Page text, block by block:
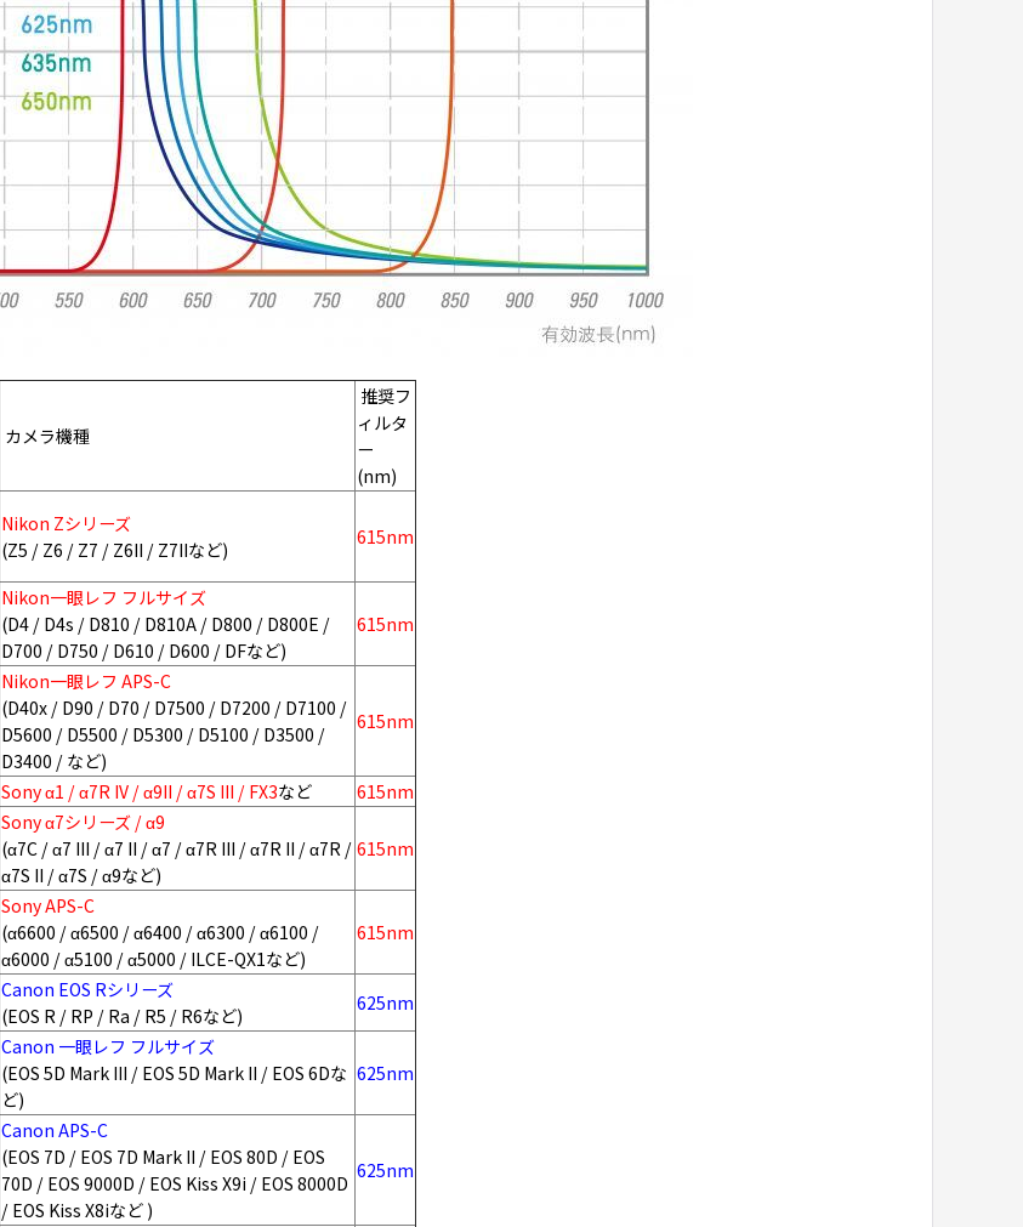
カメラ機種
推奨フ
ィルタ
ー
(nm)
Nikon Zシリーズ
(Z5 / Z6 / Z7 / Z6II / Z7IIなど)
615nm
Nikon一眼レフ フルサイズ
(D4 / D4s / D810 / D810A / D800 / D800E /
D700 / D750 / D610 / D600 / DFなど)
615nm
Nikon一眼レフ APS-C
(D40x / D90 / D70 / D7500 / D7200 / D7100 /
D5600 / D5500 / D5300 / D5100 / D3500 /
D3400 / など)
615nm
Sony α1 / α7R IV / α9II / α7S III / FX3など
615nm
Sony α7シリーズ / α9
(α7C / α7 III / α7 II / α7 / α7R III / α7R II / α7R /
α7S II / α7S / α9など)
615nm
Sony APS-C
(α6600 / α6500 / α6400 / α6300 / α6100 /
α6000 / α5100 / α5000 / ILCE-QX1など)
615nm
Canon EOS Rシリーズ
(EOS R / RP / Ra / R5 / R6など)
625nm
Canon 一眼レフ フルサイズ
(EOS 5D Mark III / EOS 5D Mark II / EOS 6Dな
ど)
625nm
Canon APS-C
(EOS 7D / EOS 7D Mark II / EOS 80D / EOS
70D / EOS 9000D / EOS Kiss X9i / EOS 8000D
/ EOS Kiss X8iなど )
625nm